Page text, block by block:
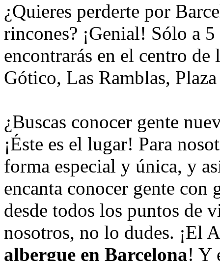
¿Quieres perderte por
rincones? ¡Genial! Sólo a
encontrarás en el centro
Gótico, Las Ramblas,
¿Buscas conocer gente
¡Éste es el lugar! Para
forma especial y única, y
encanta conocer gente
desde todos los puntos de
nosotros, no lo dudes. ¡El
albergue en Barcelona! Y